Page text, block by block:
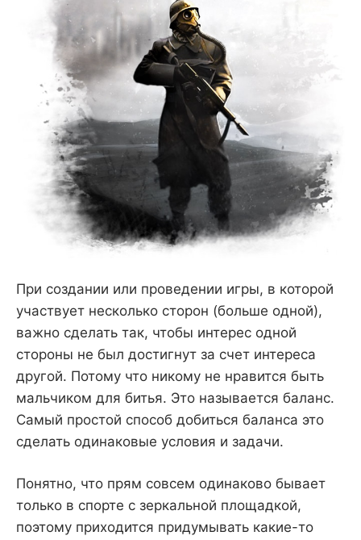
При создании или проведении игры, в которой
участвует несколько сторон (больше одной),
важно сделать так, чтобы интерес одной
стороны не был достигнут за счет интереса
другой. Потому что никому не нравится быть
мальчиком для битья. Это называется баланс.
Самый простой способ добиться баланса это
сделать одинаковые условия и задачи.
Понятно, что прям совсем одинаково бывает
только в спорте с зеркальной площадкой,
поэтому приходится придумывать какие-то